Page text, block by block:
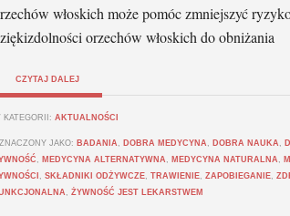
włoskich może pomóc zmniejszyć
orzechów włoskich do obniżania
CZYTAJ DALEJ
KATEGORII: AKTUALNOŚCI
JAKO: BADANIA , DOBRA MEDYCYNA , DOBRA NAUKA ,
, MEDYCYNA ALTERNATYWNA , MEDYCYNA NATURALNA ,
, SKŁADNIKI ODŻYWCZE, TRAWIENIE, ZAPOBIEGANIE,
, ŻYWNOŚĆ JEST LEKARSTWEM